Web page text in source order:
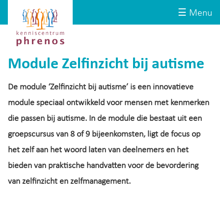
☰ Menu
Kenniscentrum
Phrenos
website
Module Zelfinzicht bij autisme
De module ‘Zelfinzicht bij autisme’ is een innovatieve
module speciaal ontwikkeld voor mensen met kenmerken
die passen bij autisme. In de module die bestaat uit een
groepscursus van 8 of 9 bijeenkomsten, ligt de focus op
het zelf aan het woord laten van deelnemers en het
bieden van praktische handvatten voor de bevordering
van zelfinzicht en zelfmanagement.